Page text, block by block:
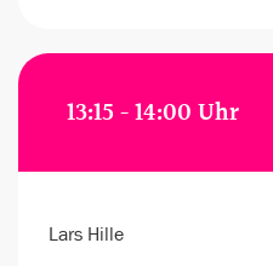
13:15 - 14:00 Uhr
Lars Hille